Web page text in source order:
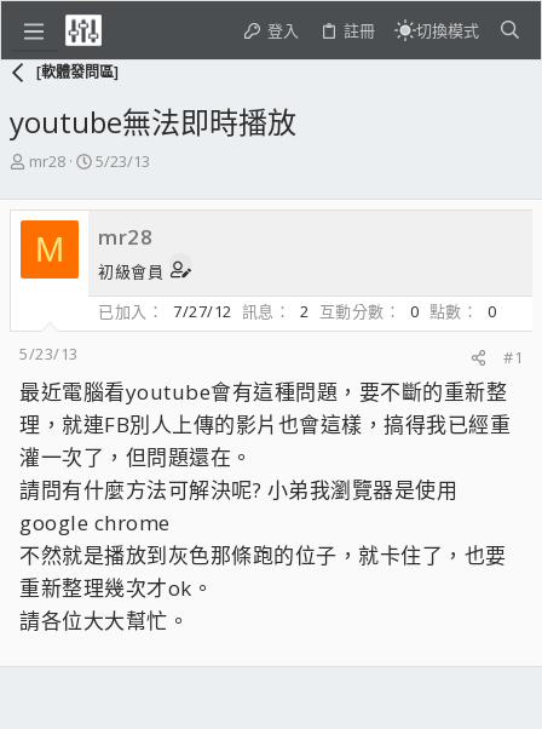
登入 註冊 切換模式
[軟體發問區]
youtube無法即時播放
主
發
起
人
mr28
開
日
期
5/23/13
M mr28
初級會員
已加入
7/27/12 訊息 2 互動分數 0 點數
0
5/23/13
#1
最近電腦看youtube會有這種問題，要不斷的重新整
理，就連FB別人上傳的影片也會這樣，搞得我已經重
灌一次了，但問題還在。
請問有什麼方法可解決呢? 小弟我瀏覽器是使用
google chrome
不然就是播放到灰色那條跑的位子，就卡住了，也要
重新整理幾次才ok。
請各位大大幫忙。